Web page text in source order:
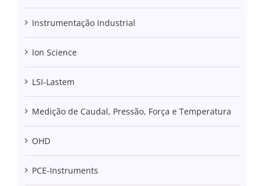
Instrumentação Industrial
Ion Science
LSI-Lastem
Medição de Caudal, Pressão, Força e Temperatura
OHD
PCE-Instruments